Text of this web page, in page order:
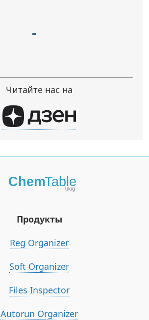
Читайте нас на
Продукты
Reg Organizer
Soft Organizer
Files Inspector
Autorun Organizer